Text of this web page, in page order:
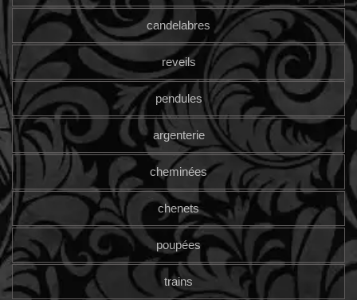
candelabres
reveils
pendules
argenterie
cheminées
chenets
poupées
trains